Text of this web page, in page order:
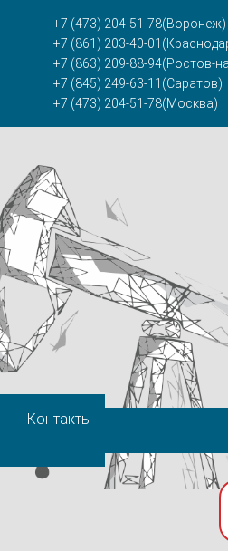
+7 (473) 204-51-78(Воронеж)
+7 (861) 203-40-01
+7 (863) 209-88-94(Ростов-
+7 (845) 249-63-11 (Саратов)
+7 (473) 204-51-78(Москва)
Контакты